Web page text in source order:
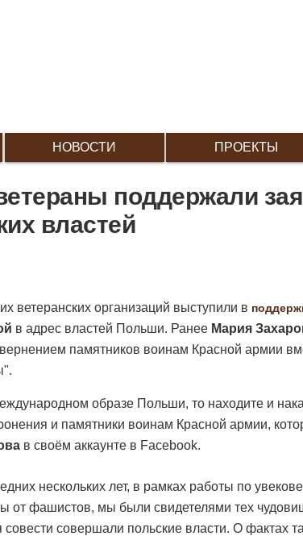
НОВОСТИ ПРОЕКТЫ
поддержали
властей
ветеранских организаций выступили в
в адрес властей Польши. Ранее Мария
памятников воинам Красной армии
образе Польши, то находите и
и памятники воинам Красной армии,
в своём аккаунте в Facebook.
нескольких лет, в рамках работы по
от фашистов, мы были свидетелями тех
совести совершали польские власти. О фактах